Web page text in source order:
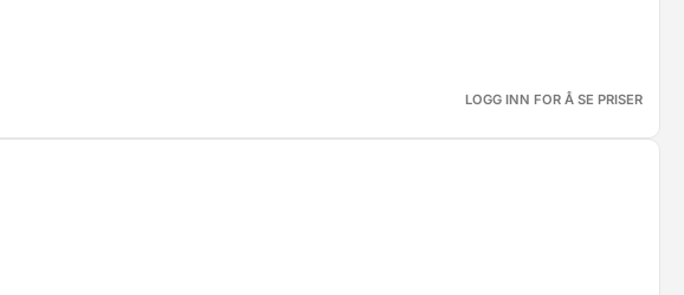
LOGG INN FOR Å SE PRISER